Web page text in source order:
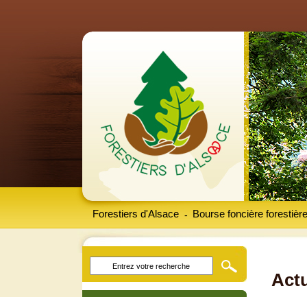
Forestiers d'Alsace Bourse foncière forestière
-